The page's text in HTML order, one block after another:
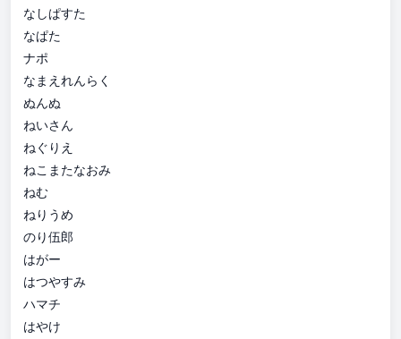
なしぱすた
なぱた
ナポ
なまえれんらく
ぬんぬ
ねいさん
ねぐりえ
ねこまたなおみ
ねむ
ねりうめ
のり伍郎
はがー
はつやすみ
ハマチ
はやけ